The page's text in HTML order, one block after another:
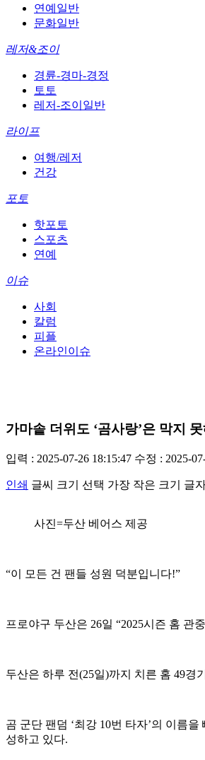
연예일반
문화일반
레저&조이
경륜-경마-경정
토토
레저-조이일반
라이프
여행/레저
건강
포토
핫포토
스포츠
연예
이슈
사회
칼럼
피플
온라인이슈
가마솥 더위도 ‘곰사랑’은 막지
입력 : 2025-07-26 18:15:47 수정 : 2025-
인쇄 글씨 크기 선택 가장 작은 크기 글
사진=두산 베어스 제공
“이 모든 건 팬들 성원 덕분입니다!”
프로야구 두산은 26일 “2025시즌 홈 관
두산은 하루 전(25일)까지 치른 홈 49경
곰 군단 팬덤 ‘최강 10번 타자’의 이름
성하고 있다.